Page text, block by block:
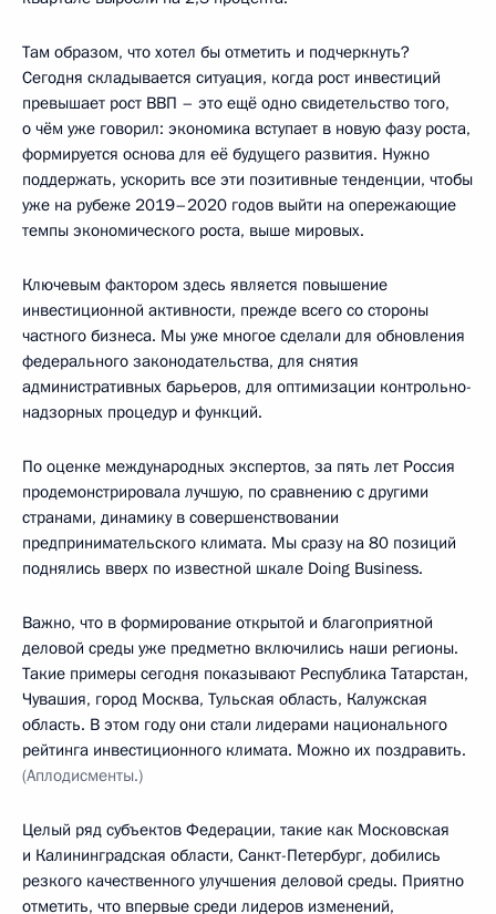
Там образом, что хотел бы отметить и подчеркнуть?
Сегодня складывается ситуация, когда рост инвестиций
превышает рост ВВП – это ещё одно свидетельство того,
о чём уже говорил: экономика вступает в новую фазу роста,
формируется основа для её будущего развития. Нужно
поддержать, ускорить все эти позитивные тенденции, чтобы
уже на рубеже 2019–2020 годов выйти на опережающие
темпы экономического роста, выше мировых.
Ключевым фактором здесь является повышение
инвестиционной активности, прежде всего со стороны
частного бизнеса. Мы уже многое сделали для обновления
федерального законодательства, для снятия
административных барьеров, для оптимизации контрольно-
надзорных процедур и функций.
По оценке международных экспертов, за пять лет Россия
продемонстрировала лучшую, по сравнению с другими
странами, динамику в совершенствовании
предпринимательского климата. Мы сразу на 80 позиций
поднялись вверх по известной шкале Doing Business.
Важно, что в формирование открытой и благоприятной
деловой среды уже предметно включились наши регионы.
Такие примеры сегодня показывают Республика Татарстан,
Чувашия, город Москва, Тульская область, Калужская
область. В этом году они стали лидерами национального
рейтинга инвестиционного климата. Можно их поздравить.
(Аплодисменты.)
Целый ряд субъектов Федерации, такие как Московская
и Калининградская области, Санкт-Петербург, добились
резкого качественного улучшения деловой среды. Приятно
отметить, что впервые среди лидеров изменений,